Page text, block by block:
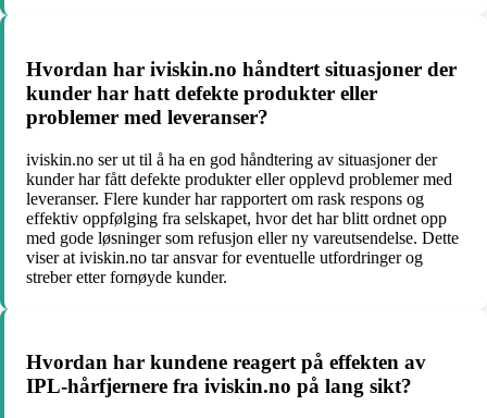
Hvordan har iviskin.no håndtert situasjoner der
kunder har hatt defekte produkter eller
problemer med leveranser?
iviskin.no ser ut til å ha en god håndtering av situasjoner der
kunder har fått defekte produkter eller opplevd problemer med
leveranser. Flere kunder har rapportert om rask respons og
effektiv oppfølging fra selskapet, hvor det har blitt ordnet opp
med gode løsninger som refusjon eller ny vareutsendelse. Dette
viser at iviskin.no tar ansvar for eventuelle utfordringer og
streber etter fornøyde kunder.
Hvordan har kundene reagert på effekten av
IPL-hårfjernere fra iviskin.no på lang sikt?